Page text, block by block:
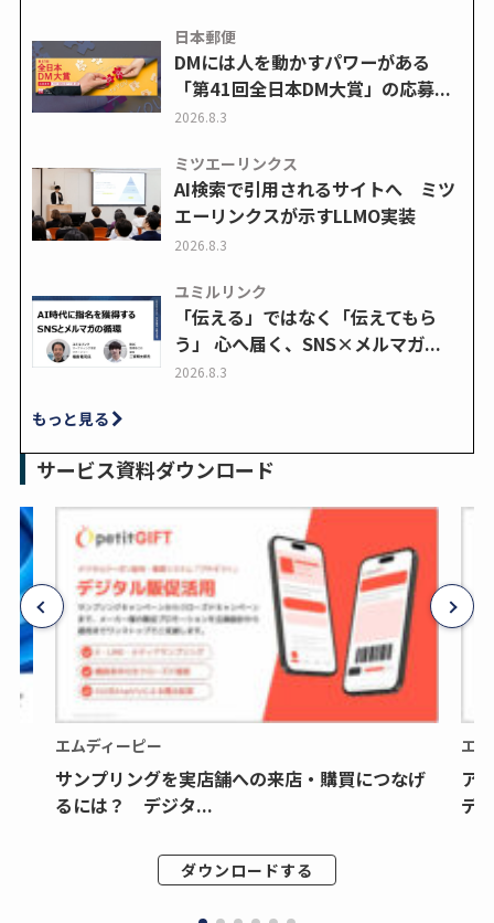
日本郵便
DMには人を動かすパワーがある
「第41回全日本DM大賞」の応募...
2026.8.3
ミツエーリンクス
AI検索で引用されるサイトへ ミツ
エーリンクスが示すLLMO実装
2026.8.3
ユミルリンク
「伝える」ではなく「伝えてもら
う」 心へ届く、SNS×メルマガ...
2026.8.3
もっと見る
サービス資料ダウンロード
エムディーピー
サンプリングを実店舗への来店・購買につなげ
るには？ デジタ...
ダウンロードする
エ
ア
デ